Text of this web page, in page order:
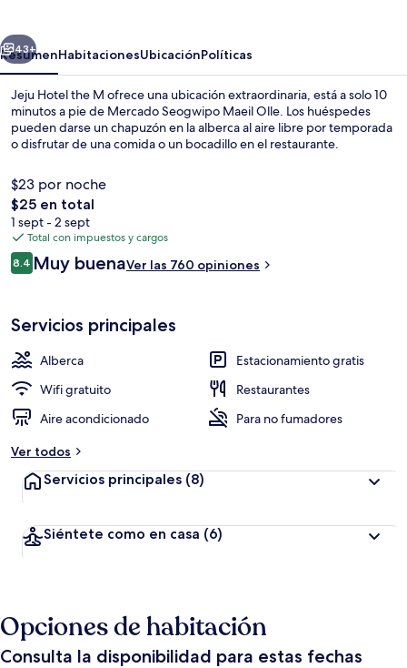
Siguiente
43+
ResumenHabitacionesUbicaciónPolíticas
Jeju Hotel the M ofrece una ubicación extraordinaria, está a solo 10
minutos a pie de Mercado Seogwipo Maeil Olle. Los huéspedes
pueden darse un chapuzón en la alberca al aire libre por temporada
o disfrutar de una comida o un bocadillo en el restaurante.
$23 por noche
El
precio
total
es
de
$25 en total
1 sept - 2 sept
Total con impuestos y cargos
Opiniones
8.48.4 de 10,
Muy buenaVer las 760 opiniones
Servicios principales
Alberca
Estacionamiento gratis
Wifi gratuito
Restaurantes
Aire acondicionado
Para no fumadores
Ver todos
Servicios principales (8)
Siéntete como en casa (6)
Opciones de habitación
Consulta la disponibilidad para estas fechas